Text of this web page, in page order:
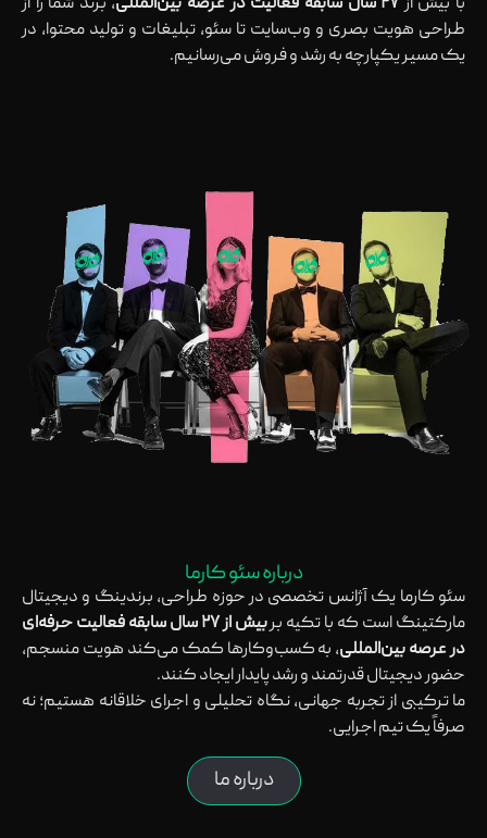
طراحی هویت بصری و وب‌سایت تا سئو، تبلیغات و تولید محتوا، در
یک مسیر یکپارچه به رشد و فروش می‌رسانیم.
درباره سئو کارما
سئو کارما یک آژانس تخصصی در حوزه طراحی، برندینگ و دیجیتال
مارکتینگ است که با تکیه بر
بیش از ۲۷ سال سابقه فعالیت حرفه‌ای
در عرصه بین‌المللی، به کسب‌وکارها کمک می‌کند هویت منسجم،
حضور دیجیتال قدرتمند و رشد پایدار ایجاد کنند.
ما ترکیبی از تجربه جهانی، نگاه تحلیلی و اجرای خلاقانه هستیم؛ نه
صرفاً یک تیم اجرایی.
درباره ما